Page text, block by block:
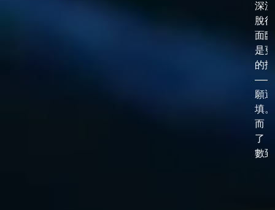
深
脫
面
是
的
——
願選
填
而
了
數